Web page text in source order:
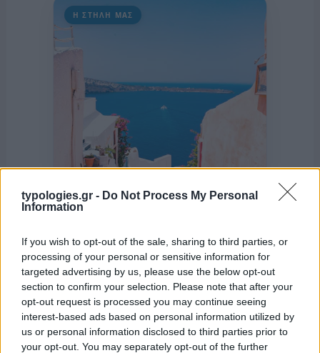
typologies.gr - Do Not Process My Personal
Information
If you wish to opt-out of the sale, sharing to third parties, or
processing of your personal or sensitive information for
targeted advertising by us, please use the below opt-out
section to confirm your selection. Please note that after your
opt-out request is processed you may continue seeing
interest-based ads based on personal information utilized by
us or personal information disclosed to third parties prior to
your opt-out. You may separately opt-out of the further
Η ΣΤΗΛΗ ΜΑΣ
της Ζωής μας
Οι άνθρωποι, οι αυθεντικές ιστορίες,
το ελληνικό καλοκαίρι και ένας
πολιτισμός που μας ενώνει κάθε μέρα.